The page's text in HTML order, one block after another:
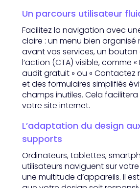
Un parcours utilisateur
Facilitez la navigation avec
claire : un menu bien
avant vos services, un bouton
l’action (CTA) visible, comme
audit gratuit » ou « Contactez
et des formulaires simplifiés
champs inutiles. Cela facilitera
votre site internet.
L’adaptation du design
supports
Ordinateurs, tablettes,
utilisateurs naviguent sur
une multitude d’appareils. Il